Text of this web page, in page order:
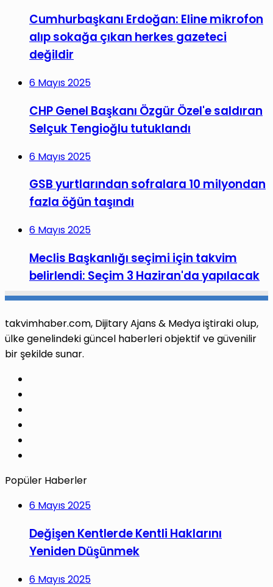
Cumhurbaşkanı Erdoğan: Eline mikrofon
alıp sokağa çıkan herkes gazeteci
değildir
6 Mayıs 2025
CHP Genel Başkanı Özgür Özel'e saldıran
Selçuk Tengioğlu tutuklandı
6 Mayıs 2025
GSB yurtlarından sofralara 10 milyondan
fazla öğün taşındı
6 Mayıs 2025
Meclis Başkanlığı seçimi için takvim
belirlendi: Seçim 3 Haziran'da yapılacak
takvimhaber.com, Dijitary Ajans & Medya iştiraki olup,
ülke genelindeki güncel haberleri objektif ve güvenilir
bir şekilde sunar.
Popüler Haberler
6 Mayıs 2025
Değişen Kentlerde Kentli Haklarını
Yeniden Düşünmek
6 Mayıs 2025